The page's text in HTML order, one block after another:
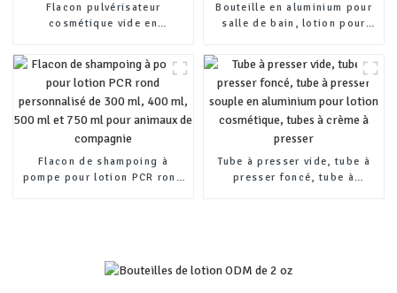
Flacon pulvérisateur
cosmétique vide en
lotion de 50 ml, 100 ml, 150
ml, 200 ml, 250 ml, 300 ml
Bouteille en aluminium pour
salle de bain, lotion pour
les mains, bouteille spéciale
en aluminium
Flacon de shampoing à
pompe pour lotion PCR rond
Tube à presser vide, tube à
presser foncé, tube à